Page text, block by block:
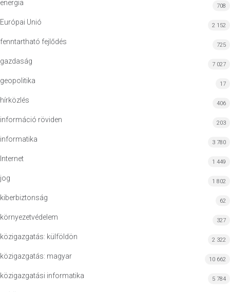
energia 708
Európai Unió 2 152
fenntartható fejlődés 725
gazdaság 7 027
geopolitika 17
hírközlés 406
információ röviden 203
informatika 3 780
Internet 1 449
jog 1 802
kiberbiztonság 62
környezetvédelem 327
közigazgatás: külföldön 2 322
közigazgatás: magyar 10 662
közigazgatási informatika 5 784